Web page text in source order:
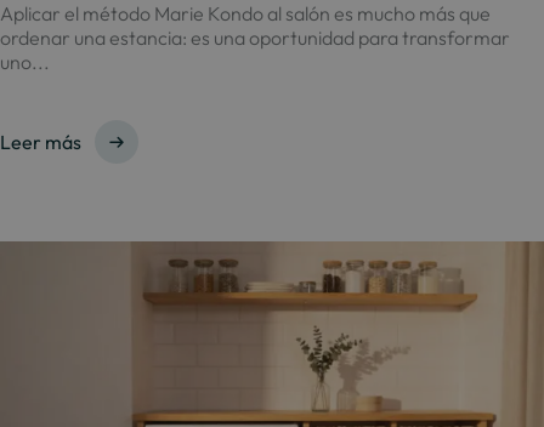
Aplicar el método Marie Kondo al salón es mucho más que
ordenar una estancia: es una oportunidad para transformar
uno...
Leer más